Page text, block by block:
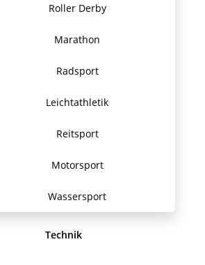
Roller Derby
Marathon
Radsport
Leichtathletik
Reitsport
Motorsport
Wassersport
Technik